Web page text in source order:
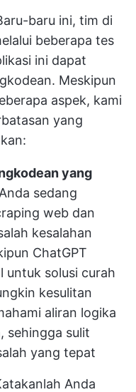
baru ini, tim di
beberapa tes
ini dapat
Meskipun
aspek, kami
yang
yang
sedang
web dan
kesalahan
ChatGPT
untuk solusi curah
kesulitan
aliran logika
sehingga sulit
yang tepat
Anda